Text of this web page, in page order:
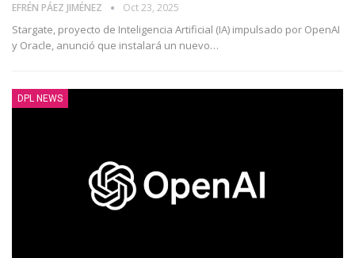
EFRÉN PÁEZ JIMÉNEZ Oct 23, 2025
Stargate, proyecto de Inteligencia Artificial (IA) impulsado por OpenAI
y Oracle, anunció que instalará un nuevo…
DPL NEWS